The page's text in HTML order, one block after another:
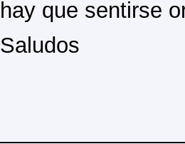
hay que sentirse
Saludos